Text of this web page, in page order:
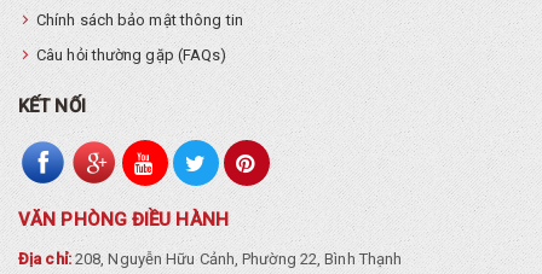
Chính sách bảo mật thông tin
Câu hỏi thường gặp (FAQs)
KẾT NỐI
VĂN PHÒNG ĐIỀU HÀNH
Địa chỉ:208, Nguyễn Hữu Cảnh, Phường 22, Bình Thạnh